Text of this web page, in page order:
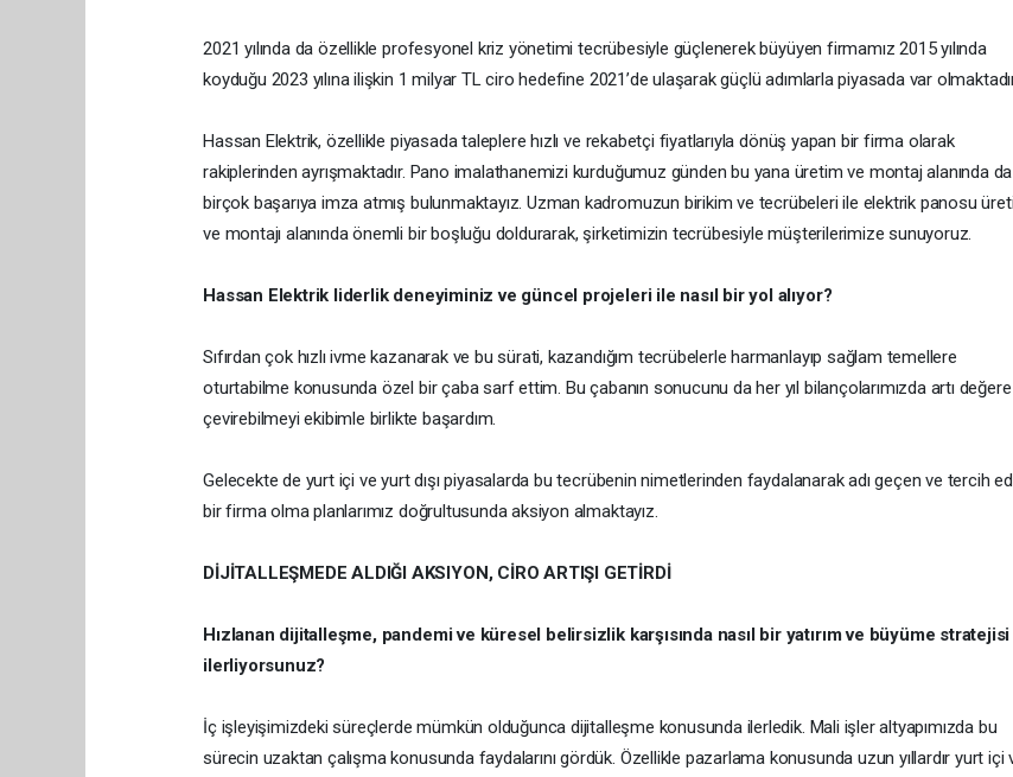
2021 yılında da özellikle profesyonel kriz yönetimi tecrübesiyle güçlenerek büyüyen firmamız 2015 yılında
koyduğu 2023 yılına ilişkin 1 milyar TL ciro hedefine 2021’de ulaşarak güçlü adımlarla piyasada var
Hassan Elektrik, özellikle piyasada taleplere hızlı ve rekabetçi fiyatlarıyla dönüş yapan bir firma olarak
rakiplerinden ayrışmaktadır. Pano imalathanemizi kurduğumuz günden bu yana üretim ve montaj alanında da
birçok başarıya imza atmış bulunmaktayız. Uzman kadromuzun birikim ve tecrübeleri ile elektrik panosu
ve montajı alanında önemli bir boşluğu doldurarak, şirketimizin tecrübesiyle müşterilerimize sunuyoruz.
Hassan Elektrik liderlik deneyiminiz ve güncel projeleri ile nasıl bir yol alıyor?
Sıfırdan çok hızlı ivme kazanarak ve bu sürati, kazandığım tecrübelerle harmanlayıp sağlam temellere
oturtabilme konusunda özel bir çaba sarf ettim. Bu çabanın sonucunu da her yıl bilançolarımızda artı değere
çevirebilmeyi ekibimle birlikte başardım.
Gelecekte de yurt içi ve yurt dışı piyasalarda bu tecrübenin nimetlerinden faydalanarak adı geçen ve tercih
bir firma olma planlarımız doğrultusunda aksiyon almaktayız.
DİJİTALLEŞMEDE ALDIĞI AKSIYON, CİRO ARTIŞI GETİRDİ
Hızlanan dijitalleşme, pandemi ve küresel belirsizlik karşısında nasıl bir yatırım ve büyüme
ilerliyorsunuz?
İç işleyişimizdeki süreçlerde mümkün olduğunca dijitalleşme konusunda ilerledik. Mali işler altyapımızda bu
sürecin uzaktan çalışma konusunda faydalarını gördük. Özellikle pazarlama konusunda uzun yıllardır yurt içi